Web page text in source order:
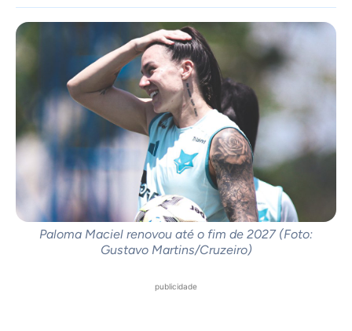
Paloma Maciel renovou até o fim de 2027 (Foto:
Gustavo Martins/Cruzeiro)
publicidade